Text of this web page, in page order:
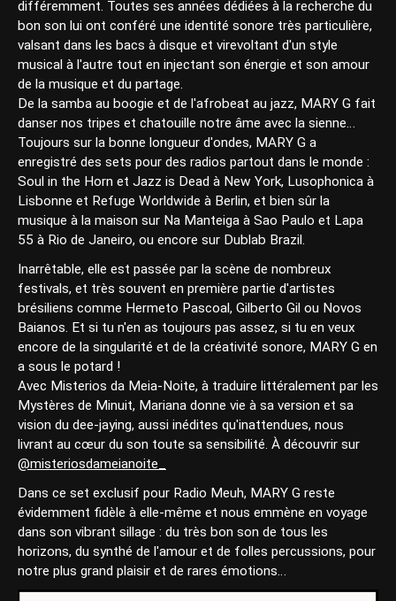
différemment. Toutes ses années dédiées à la recherche du
bon son lui ont conféré une identité sonore très particulière,
valsant dans les bacs à disque et virevoltant d'un style
musical à l'autre tout en injectant son énergie et son amour
de la musique et du partage.
De la samba au boogie et de l'afrobeat au jazz, MARY G fait
danser nos tripes et chatouille notre âme avec la sienne…
Toujours sur la bonne longueur d'ondes, MARY G a
enregistré des sets pour des radios partout dans le monde :
Soul in the Horn et Jazz is Dead à New York, Lusophonica à
Lisbonne et Refuge Worldwide à Berlin, et bien sûr la
musique à la maison sur Na Manteiga à Sao Paulo et Lapa
55 à Rio de Janeiro, ou encore sur Dublab Brazil.
Inarrêtable, elle est passée par la scène de nombreux
festivals, et très souvent en première partie d'artistes
brésiliens comme Hermeto Pascoal, Gilberto Gil ou Novos
Baianos. Et si tu n'en as toujours pas assez, si tu en veux
encore de la singularité et de la créativité sonore, MARY G en
a sous le potard !
Avec Misterios da Meia-Noite, à traduire littéralement par les
Mystères de Minuit, Mariana donne vie à sa version et sa
vision du dee-jaying, aussi inédites qu'inattendues, nous
livrant au cœur du son toute sa sensibilité. À découvrir sur
@misteriosdameianoite_
Dans ce set exclusif pour Radio Meuh, MARY G reste
évidemment fidèle à elle-même et nous emmène en voyage
dans son vibrant sillage : du très bon son de tous les
horizons, du synthé de l'amour et de folles percussions, pour
notre plus grand plaisir et de rares émotions…